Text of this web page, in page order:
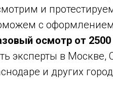
и
с оформлением
осмотр от
эксперты в Москве,
и других